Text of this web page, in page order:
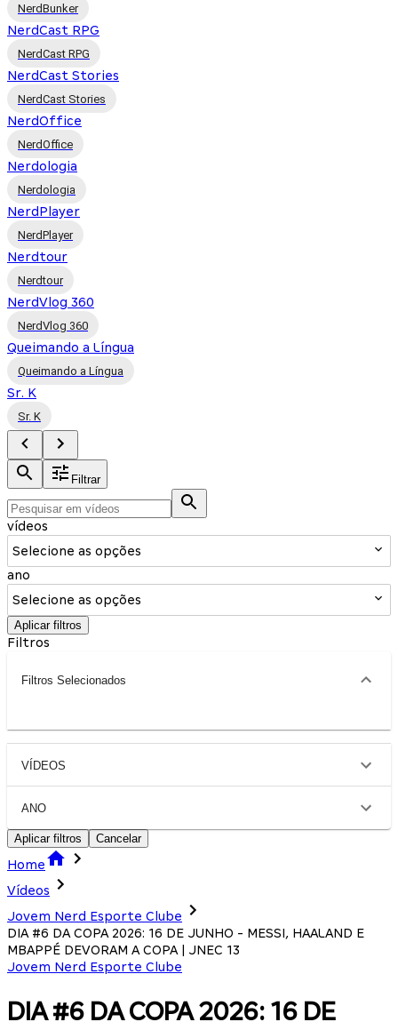
NerdBunker
NerdCast RPG
NerdCast RPG
NerdCast Stories
NerdCast Stories
NerdOffice
NerdOffice
Nerdologia
Nerdologia
NerdPlayer
NerdPlayer
Nerdtour
Nerdtour
NerdVlog 360
NerdVlog 360
Queimando a Língua
Queimando a Língua
Sr. K
Sr. K
Filtrar
vídeos
Selecione as opções
ano
Selecione as opções
Aplicar filtros
Filtros
Filtros Selecionados
VÍDEOS
ANO
Aplicar filtros Cancelar
Home
Vídeos
Jovem Nerd Esporte Clube
DIA #6 DA COPA 2026: 16 DE JUNHO - MESSI, HAALAND E
MBAPPÉ DEVORAM A COPA | JNEC 13
Jovem Nerd Esporte Clube
DIA #6 DA COPA 2026: 16 DE